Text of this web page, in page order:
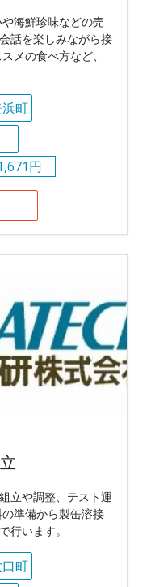
海鮮珍味などの売
話を楽しみながら接
メの食べ方など、
町
円
立や調整、テスト運
準備から製缶溶接
行います。
町